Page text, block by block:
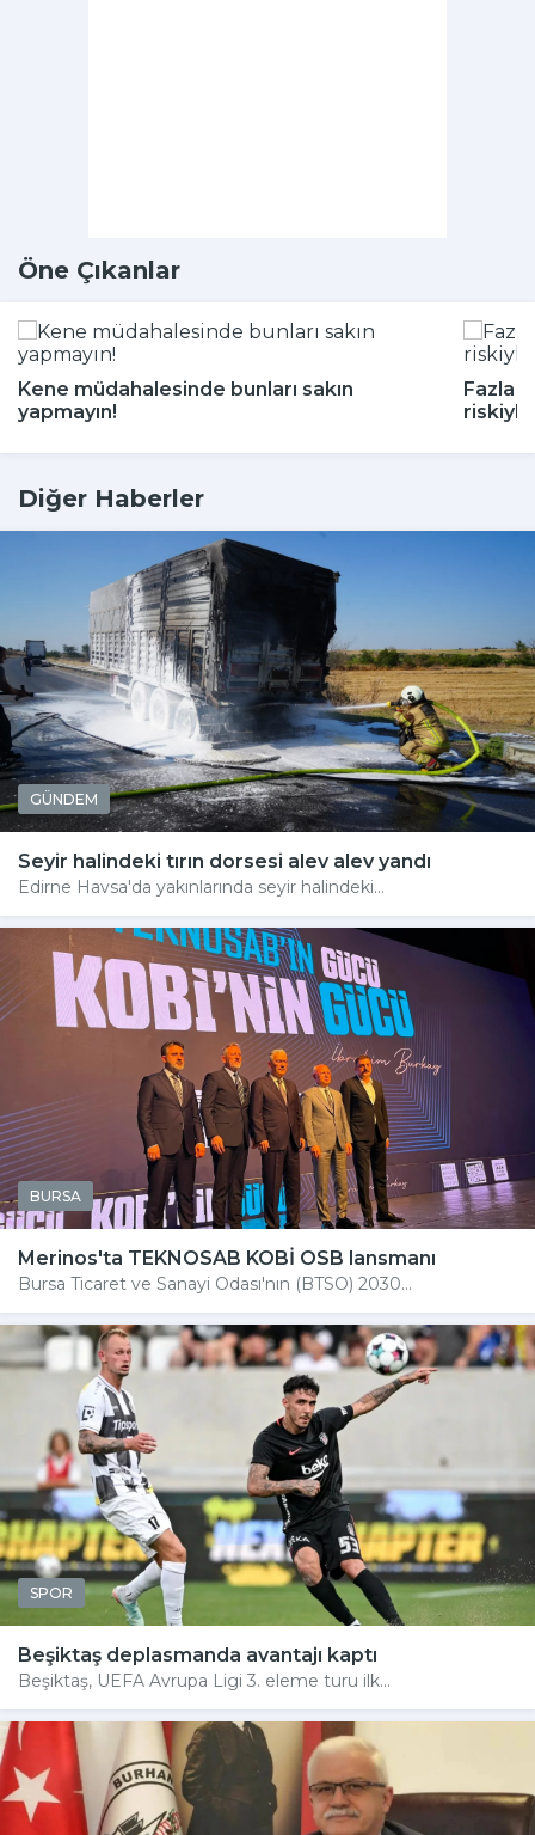
Öne Çıkanlar
Kene müdahalesinde bunları sakın
yapmayın!
Fazla
Diğer Haberler
GÜNDEM
Seyir halindeki tırın dorsesi alev alev yandı
Edirne Havsa'da yakınlarında seyir halindeki...
BURSA
Merinos'ta TEKNOSAB KOBİ OSB lansmanı
Bursa Ticaret ve Sanayi Odası'nın (BTSO) 2030...
SPOR
Beşiktaş deplasmanda avantajı kaptı
Beşiktaş, UEFA Avrupa Ligi 3. eleme turu ilk...